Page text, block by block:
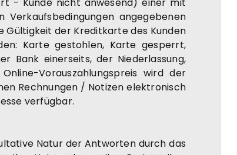
angegebenen
Gültigkeit der Kreditkarte des Kunden
Karte gestohlen, Karte gesperrt,
Bank einerseits, der Niederlassung,
Vorauszahlungspreis wird der
Rechnungen / Notizen elektronisch
verfügbar.
Natur der Antworten durch das